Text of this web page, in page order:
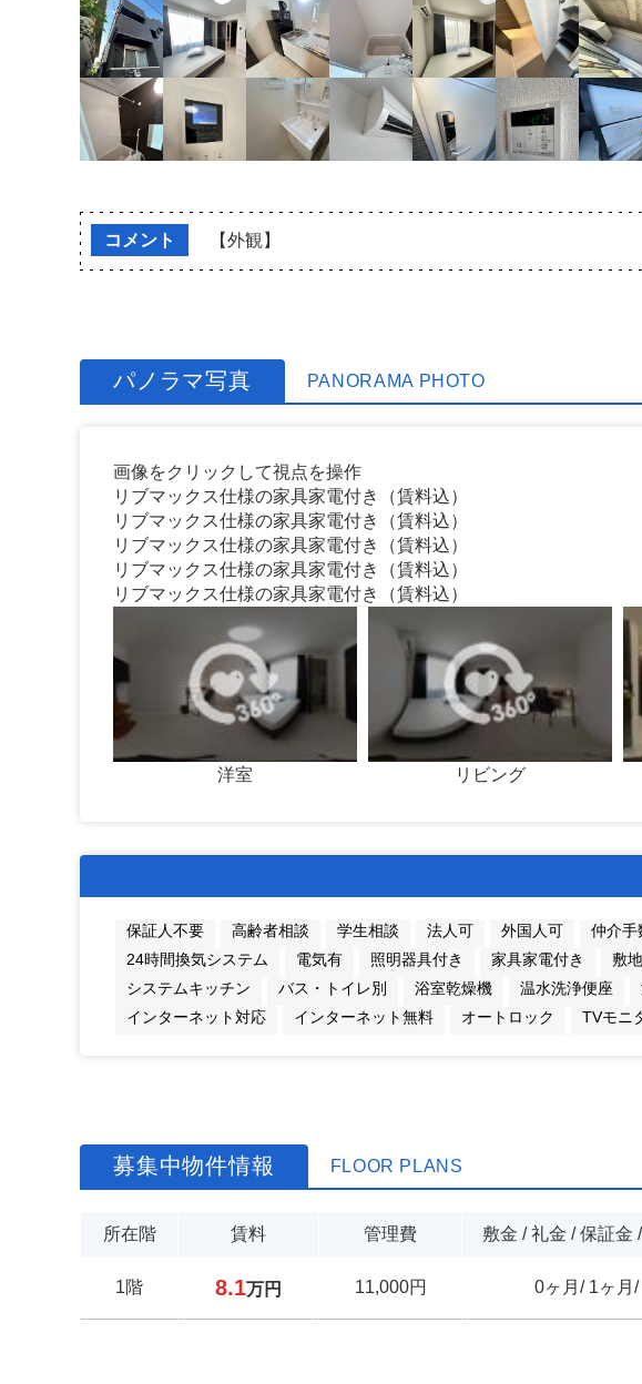
コメント 【外観】
パノラマ写真 PANORAMA PHOTO
画像をクリックして視点を操作
リブマックス仕様の家具家電付き（賃料込）
リブマックス仕様の家具家電付き（賃料込）
リブマックス仕様の家具家電付き（賃料込）
リブマックス仕様の家具家電付き（賃料込）
リブマックス仕様の家具家電付き（賃料込）
洋室 リビング
保証人不要 高齢者相談 学生相談 法人可 外国人可 仲介手
24時間換気システム
電気有 照明器具付き 家具家電付き 敷
システムキッチン
バス・トイレ別 浴室乾燥機 温水洗浄便座
インターネット対応
インターネット無料 オートロック TVモニ
募集中物件情報 FLOOR PLANS
所在階 賃料 管理費 敷金 / 礼金 / 保証金 /
1階 8.1万円 11,000円 0ヶ月/ 1ヶ月/